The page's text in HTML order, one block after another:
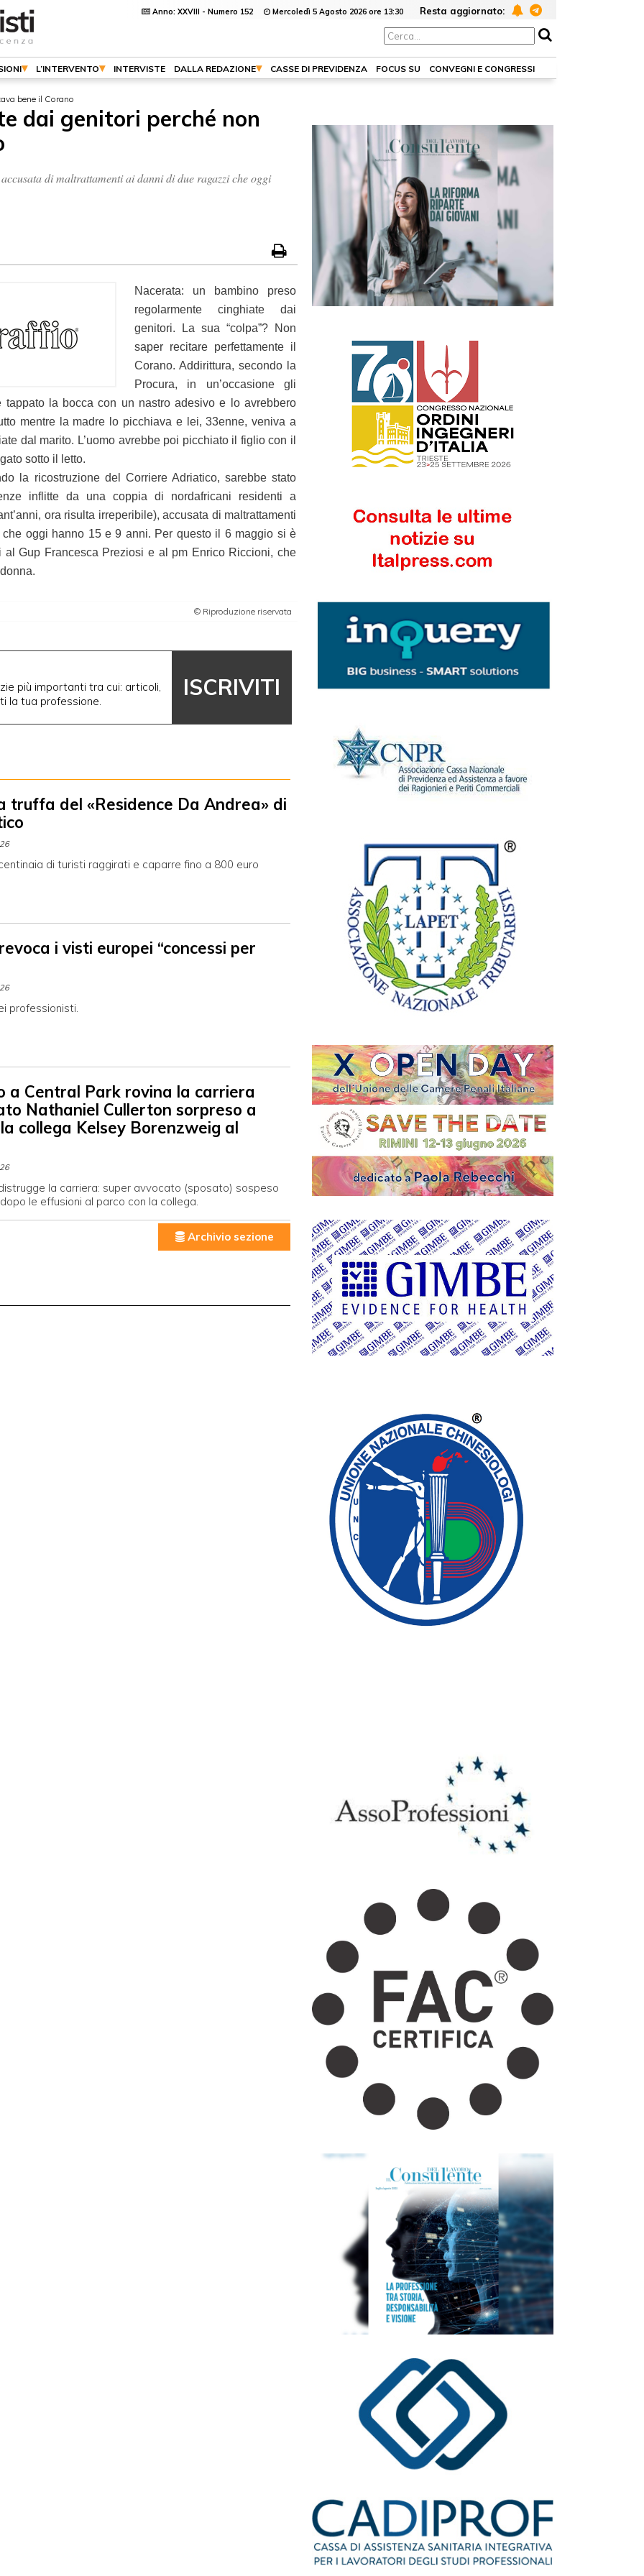
Anno: XXVIII - Numero 152 Mercoledì 5 Agosto 2026 ore 13:30 Resta aggiornato:
L’INTERVENTO INTERVISTE DALLA REDAZIONE CASSE DI PREVIDENZA FOCUS SU CONVEGNI E CONGRESSI
bene il Corano
dai genitori perché non
di maltrattamenti ai danni di due ragazzi che oggi
Nacerata: un bambino preso
regolarmente cinghiate dai
genitori. La sua “colpa”? Non
saper recitare perfettamente il
Corano. Addirittura, secondo la
Procura, in un’occasione gli
tappato la bocca con un nastro adesivo e lo avrebbero
mentre la madre lo picchiava e lei, 33enne, veniva a
dal marito. L’uomo avrebbe poi picchiato il figlio con il
sotto il letto.
la ricostruzione del Corriere Adriatico, sarebbe stato
inflitte da una coppia di nordafricani residenti a
ora risulta irreperibile), accusata di maltrattamenti
oggi hanno 15 e 9 anni. Per questo il 6 maggio si è
al Gup Francesca Preziosi e al pm Enrico Riccioni, che
© Riproduzione riservata
più importanti tra cui: articoli,
la tua professione.
ISCRIVITI
truffa del «Residence Da Andrea» di
di turisti raggirati e caparre fino a 800 euro
i visti europei “concessi per
professionisti.
a Central Park rovina la carriera
Nathaniel Cullerton sorpreso a
collega Kelsey Borenzweig al
la carriera: super avvocato (sposato) sospeso
le effusioni al parco con la collega.
Archivio sezione